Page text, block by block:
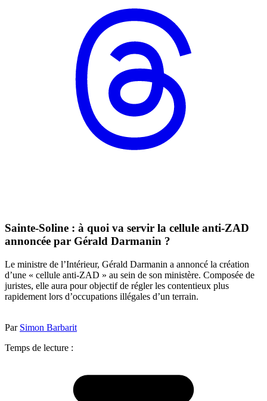
Sainte-Soline : à quoi va servir la cellule anti-ZAD
annoncée par Gérald Darmanin ?
Le ministre de l’Intérieur, Gérald Darmanin a annoncé la création
d’une « cellule anti-ZAD » au sein de son ministère. Composée de
juristes, elle aura pour objectif de régler les contentieux plus
rapidement lors d’occupations illégales d’un terrain.
Par Simon Barbarit
Temps de lecture :